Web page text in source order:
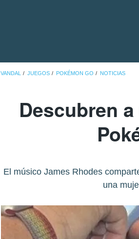
VANDAL JUEGOS POKÉMON GO NOTICIAS
Descubren
El músico James Rhodes
una